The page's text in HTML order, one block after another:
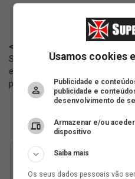
< Anterior
Segundo jornalista, Lamacchia
estaria mediando negociação
por Nelson Deossa
Usamos cookies
Publicidade e
publicidade e
desenvolvimento de
Armazenar e/ou
dispositivo
Saiba mais
Os seus dados pessoais vão